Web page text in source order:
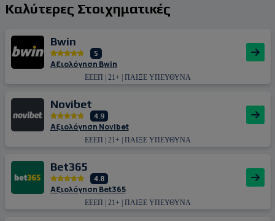
Καλύτερες Στοιχηματικές
Bwin
5
Αξιολόγηση Bwin
ΕΕΕΠ | 21+ | ΠΑΙΞΕ ΥΠΕΥΘΥΝΑ
Novibet
4.9
Αξιολόγηση Novibet
ΕΕΕΠ | 21+ | ΠΑΙΞΕ ΥΠΕΥΘΥΝΑ
Bet365
4.8
Αξιολόγηση Bet365
ΕΕΕΠ | 21+ | ΠΑΙΞΕ ΥΠΕΥΘΥΝΑ